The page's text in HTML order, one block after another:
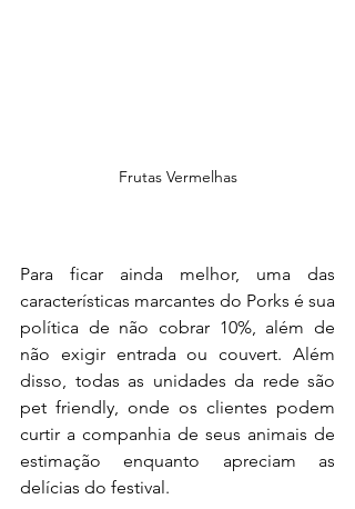
Frutas Vermelhas
Para ficar ainda melhor, uma das
características marcantes do Porks é sua
política de não cobrar 10%, além de
não exigir entrada ou couvert. Além
disso, todas as unidades da rede são
pet friendly, onde os clientes podem
curtir a companhia de seus animais de
estimação enquanto apreciam as
delícias do festival.